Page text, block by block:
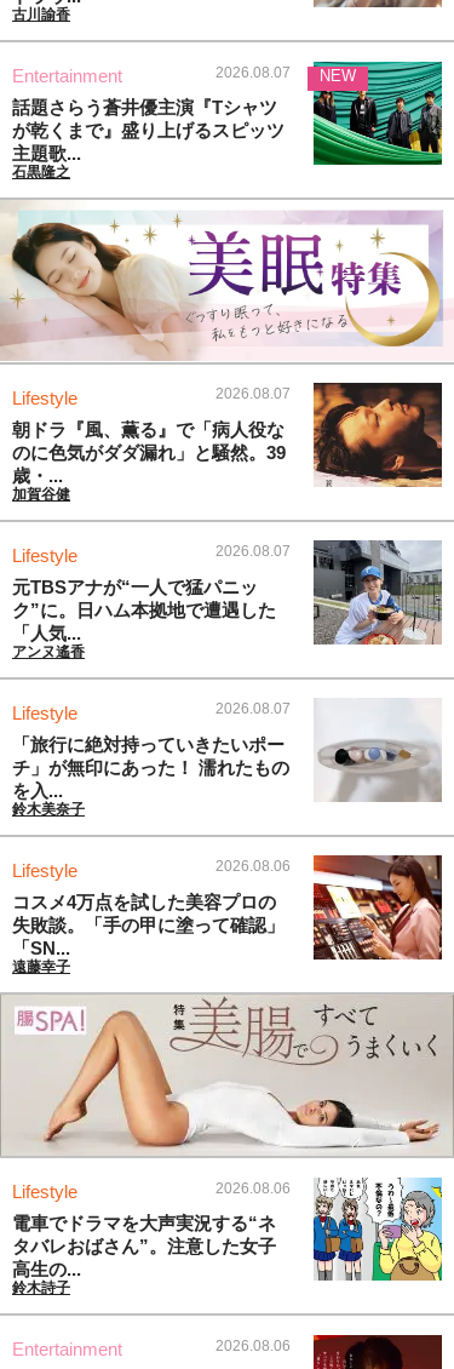
古川諭香
Entertainment 2026.08.07
話題さらう蒼井優主演『Tシャツ
が乾くまで』盛り上げるスピッツ
主題歌...
石黒隆之
NEW
Lifestyle 2026.08.07
朝ドラ『風、薫る』で「病人役な
のに色気がダダ漏れ」と騒然。39
歳・...
加賀谷健
Lifestyle 2026.08.07
元TBSアナが“一人で猛パニッ
ク”に。日ハム本拠地で遭遇した
「人気...
アンヌ遙香
Lifestyle 2026.08.07
「旅行に絶対持っていきたいポー
チ」が無印にあった！ 濡れたもの
を入...
鈴木美奈子
Lifestyle 2026.08.06
コスメ4万点を試した美容プロの
失敗談。「手の甲に塗って確認」
「SN...
遠藤幸子
Lifestyle 2026.08.06
電車でドラマを大声実況する“ネ
タバレおばさん”。注意した女子
高生の...
鈴木詩子
Entertainment 2026.08.06